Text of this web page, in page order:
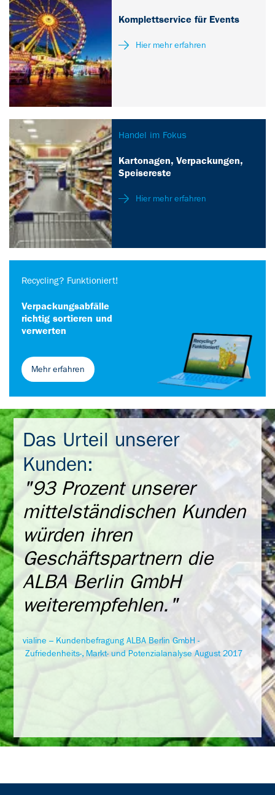
Komplettservice für Events
Hier mehr erfahren
Handel im Fokus
Kartonagen, Verpackungen,
Speisereste
Hier mehr erfahren
Recycling? Funktioniert!
Verpackungsabfälle
richtig sortieren und
verwerten
Mehr erfahren
Das Urteil unserer
Kunden:
"93 Prozent unserer
mittelständischen Kunden
würden ihren
Geschäftspartnern die
ALBA Berlin GmbH
weiterempfehlen."
vialine – Kundenbefragung ALBA Berlin GmbH -
Zufriedenheits-, Markt- und Potenzialanalyse August 2017